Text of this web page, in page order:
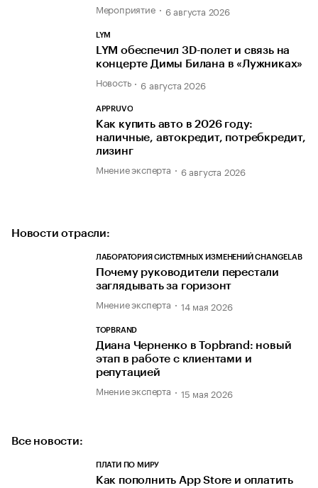
Мероприятие 6 августа 2026
LYM
LYM обеспечил 3D-полет и связь на
концерте Димы Билана в «Лужниках»
Новость 6 августа 2026
APPRUVO
Как купить авто в 2026 году:
наличные, автокредит, потребкредит,
лизинг
Мнение эксперта 6 августа 2026
Новости отрасли:
ЛАБОРАТОРИЯ СИСТЕМНЫХ ИЗМЕНЕНИЙ CHANGELAB
Почему руководители перестали
заглядывать за горизонт
Мнение эксперта 14 мая 2026
TOPBRAND
Диана Черненко в Topbrand: новый
этап в работе с клиентами и
репутацией
Мнение эксперта 15 мая 2026
Все новости:
ПЛАТИ ПО МИРУ
Как пополнить App Store и оплатить